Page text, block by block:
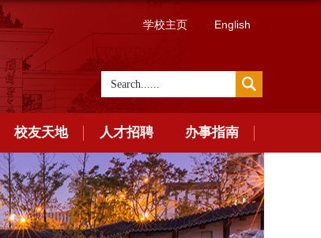
学校主页 English
校友天地 人才招聘 办事指南